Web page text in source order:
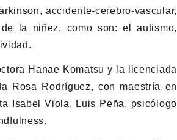
accidente-cerebro-vascular,
la niñez, como son: el autismo,
Hanae Komatsu y la licenciada
Rosa Rodríguez, con maestría en
Isabel Viola, Luis Peña, psicólogo